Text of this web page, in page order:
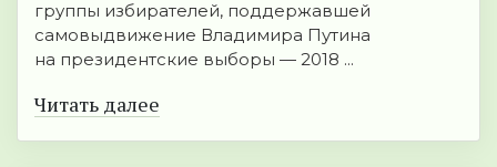
группы избирателей, поддержавшей
самовыдвижение Владимира Путина
на президентские выборы — 2018 ...
Читать далее